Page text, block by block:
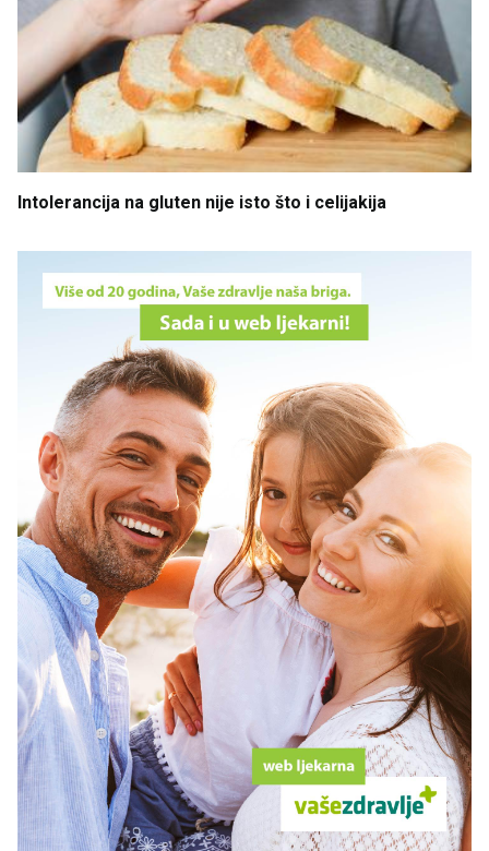
Intolerancija na gluten nije isto što i celijakija